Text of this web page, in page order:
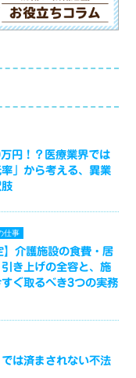
円！？医療業界では
」から考える、異業
仕事
】介護施設の食費・居
き上げの全容と、施
ぐ取るべき3つの実務
では済まされない不法